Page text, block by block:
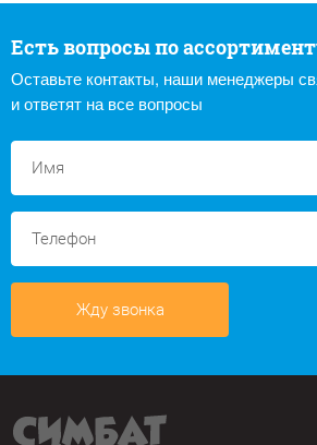
Есть вопросы по
Оставьте контакты, наши менеджеры
и ответят на все вопросы
Жду звонка